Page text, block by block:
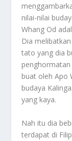
nilai-nilai
Whang Od
Dia
tato yang dia
buat oleh Apo
budaya
yang kaya.
Nah itu dia
terdapat di